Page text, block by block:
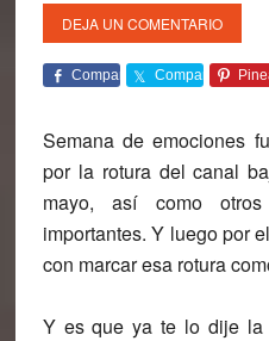
DEJA UN COMENTARIO
Comparte Comparte
Semana de emociones
por la rotura del canal
mayo, así como
importantes. Y luego por
con marcar esa rotura
Y es que ya te lo dije la